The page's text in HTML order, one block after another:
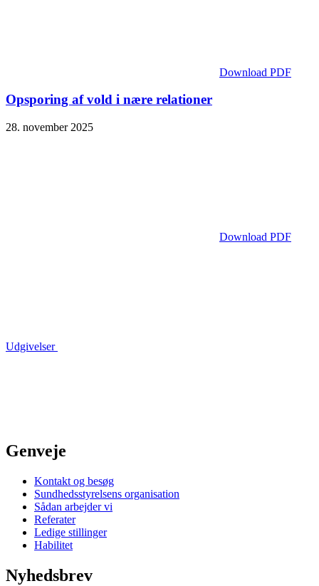
Download PDF
Opsporing af vold i nære relationer
28. november 2025
Download PDF
Udgivelser
Genveje
Kontakt og besøg
Sundhedsstyrelsens organisation
Sådan arbejder vi
Referater
Ledige stillinger
Habilitet
Nyhedsbrev